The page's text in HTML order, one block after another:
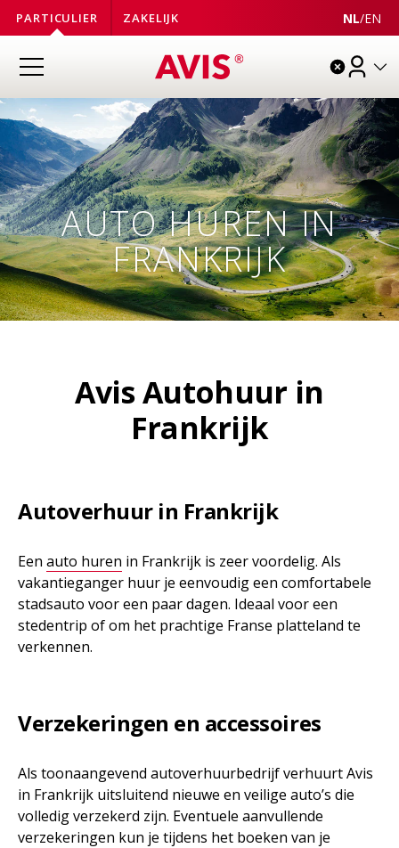
PARTICULIER ZAKELIJK NL/EN
AUTO HUREN IN
FRANKRIJK
Avis Autohuur in
Frankrijk
Autoverhuur in Frankrijk
Een auto huren in Frankrijk is zeer voordelig. Als
vakantieganger huur je eenvoudig een comfortabele
stadsauto voor een paar dagen. Ideaal voor een
stedentrip of om het prachtige Franse platteland te
verkennen.
Verzekeringen en accessoires
Als toonaangevend autoverhuurbedrijf verhuurt Avis
in Frankrijk uitsluitend nieuwe en veilige auto’s die
volledig verzekerd zijn. Eventuele aanvullende
verzekeringen kun je tijdens het boeken van je